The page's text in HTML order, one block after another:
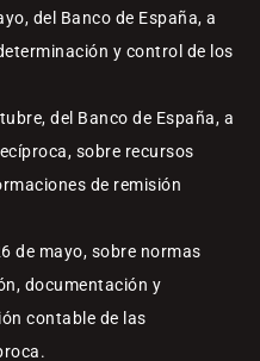
del Banco de España, a
y control de los
del Banco de España, a
sobre recursos
de remisión
de mayo, sobre normas
documentación y
contable de las